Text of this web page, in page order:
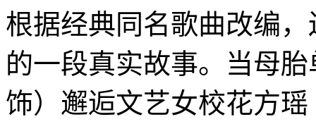
根据经典同名歌曲改编
的一段真实故事。当母
饰）邂逅文艺女校花方